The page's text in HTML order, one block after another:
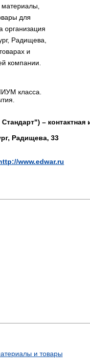
для
Радищева,
и
компании.
класса.
–
Радищева, 33
www.edwar.ru
и товары